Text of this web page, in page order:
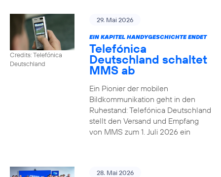
Credits: Telefónica
Deutschland
29. Mai 2026
EIN KAPITEL HANDYGESCHICHTE ENDET
Telefónica
Deutschland schaltet
MMS ab
Ein Pionier der mobilen
Bildkommunikation geht in den
Ruhestand: Telefónica Deutschland
stellt den Versand und Empfang
von MMS zum 1. Juli 2026 ein
28. Mai 2026